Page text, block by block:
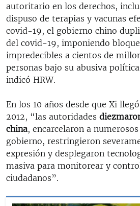
autoritario en los derechos,
dispuso de terapias y vacunas
covid-19, el gobierno chino
del covid-19, imponiendo
impredecibles a cientos de
personas bajo su abusiva
indicó HRW.
En los 10 años desde que Xi
2012, “las autoridades
china, encarcelaron a
gobierno, restringieron
expresión y desplegaron
masiva para monitorear y
ciudadanos”.